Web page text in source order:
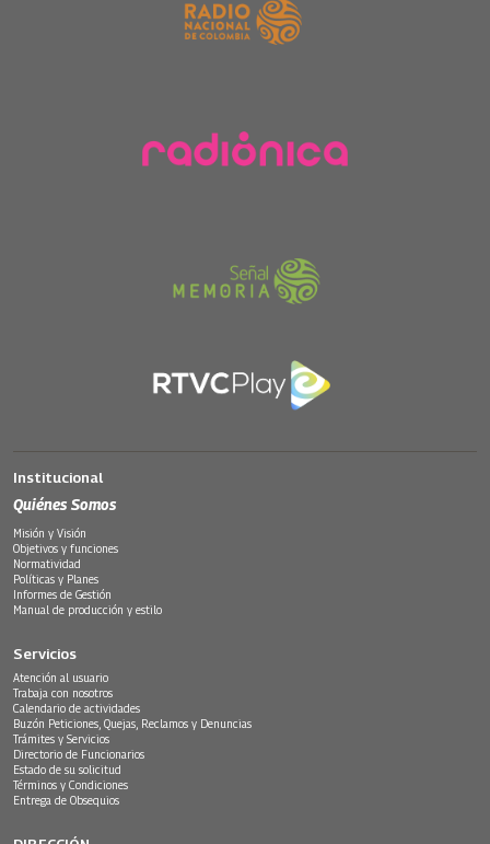
Institucional
Quiénes Somos
Misión y Visión
Objetivos y funciones
Normatividad
Políticas y Planes
Informes de Gestión
Manual de producción y estilo
Servicios
Atención al usuario
Trabaja con nosotros
Calendario de actividades
Buzón Peticiones, Quejas, Reclamos y Denuncias
Trámites y Servicios
Directorio de Funcionarios
Estado de su solicitud
Términos y Condiciones
Entrega de Obsequios